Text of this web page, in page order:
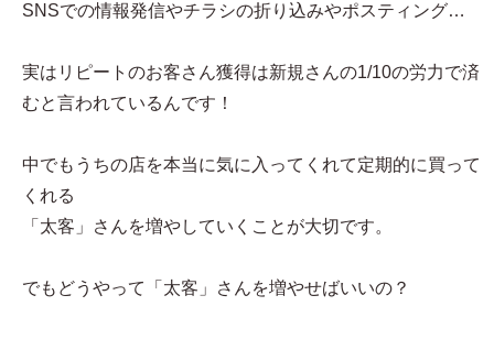
SNSでの情報発信やチラシの折り込みやポスティング…
実はリピートのお客さん獲得は新規さんの1/10の労力で済
むと言われているんです！
中でもうちの店を本当に気に入ってくれて定期的に買って
くれる
「太客」さんを増やしていくことが大切です。
でもどうやって「太客」さんを増やせばいいの？